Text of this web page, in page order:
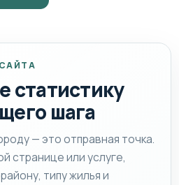
статистику
шага
— это отправная точка.
странице или услуге,
типу жилья и